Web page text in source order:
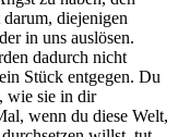
diejenigen
in uns auslösen.
dadurch nicht
Stück entgegen. Du
wie sie in dir
wenn du diese Welt,